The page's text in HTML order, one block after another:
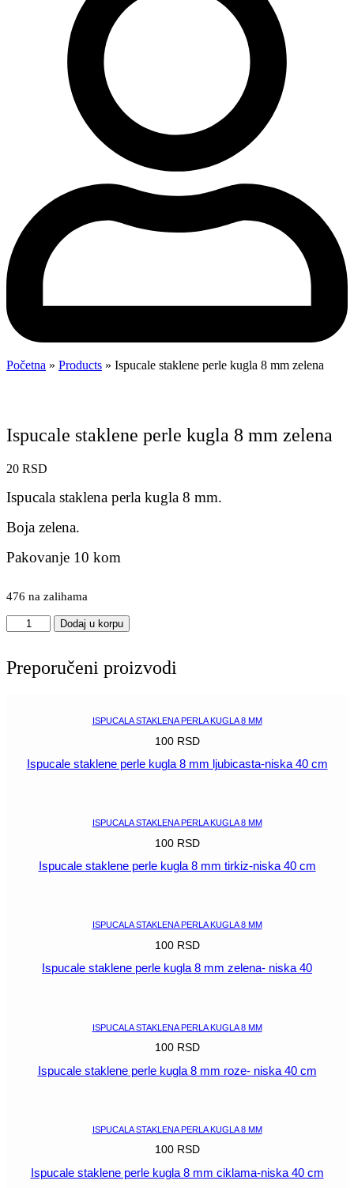
Početna » Products » Ispucale staklene perle kugla 8 mm zelena
Ispucale staklene perle kugla 8 mm zelena
20 RSD
Ispucala staklena perla kugla 8 mm.
Boja zelena.
Pakovanje 10 kom
476 na zalihama
Ispucale
staklene
kugla
8
Dodaj u korpu
Preporučeni proizvodi
ISPUCALA STAKLENA PERLA KUGLA 8 MM
100 RSD
Ispucale staklene perle kugla 8 mm ljubicasta-niska 40 cm
ISPUCALA STAKLENA PERLA KUGLA 8 MM
100 RSD
Ispucale staklene perle kugla 8 mm tirkiz-niska 40 cm
ISPUCALA STAKLENA PERLA KUGLA 8 MM
100 RSD
Ispucale staklene perle kugla 8 mm zelena- niska 40
ISPUCALA STAKLENA PERLA KUGLA 8 MM
100 RSD
Ispucale staklene perle kugla 8 mm roze- niska 40 cm
ISPUCALA STAKLENA PERLA KUGLA 8 MM
100 RSD
Ispucale staklene perle kugla 8 mm ciklama-niska 40 cm